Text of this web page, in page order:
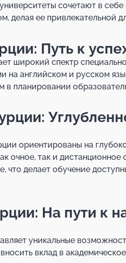
сочетают в
делая ее привлекательной
Путь к
широкий спектр
на английском и русском
в планировании
ориентированы на
очное, так и дистанционное
что делает обучение
На пути к
уникальные
вклад в